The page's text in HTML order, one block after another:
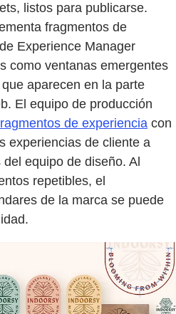
listos para publicarse.
fragmentos de
Experience Manager
como ventanas emergentes
aparecen en la parte
El equipo de producción
de experiencia con
experiencias de cliente a
equipo de diseño. Al
repetibles, el
de la marca se puede